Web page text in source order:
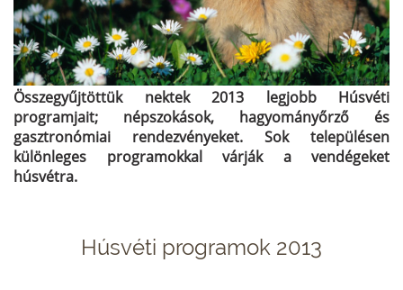
Összegyűjtöttük nektek 2013 legjobb Húsvéti
programjait; népszokások, hagyományőrző és
gasztronómiai rendezvényeket. Sok településen
különleges programokkal várják a vendégeket
húsvétra.
Húsvéti programok 2013